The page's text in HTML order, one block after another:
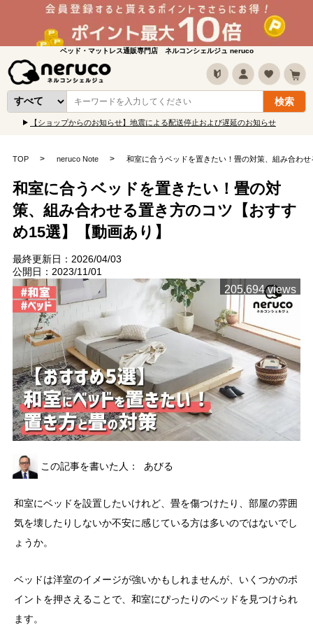
ベッド・マットレス通販専門店 ネルコンシェルジュ neruco
【ショップからのお知らせ】地震による配送停止および遅延のお知らせ
TOP neruco Note 和室に合うベッドを置きたい！畳の対策、組み合わ
和室に合うベッドを置きたい！畳の対
策、組み合わせる置き方のコツ【おすす
め15選】【動画あり】
最終更新日：2026/04/03
公開日：2023/11/01
205,694 views
この記事を書いた人： あびる
和室にベッドを設置したいけれど、畳を傷つけたり、部屋の雰囲
気を壊したりしないか不安に感じている方は多いのではないでし
ょうか。
ベッドは洋室のイメージが強いかもしれませんが、いくつかのポ
イントを押さえることで、和室にぴったりのベッドを見つけられ
ます。